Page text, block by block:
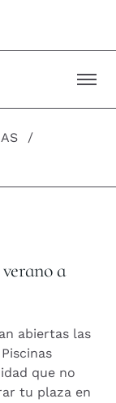
a
abiertas las
que no
tu plaza en